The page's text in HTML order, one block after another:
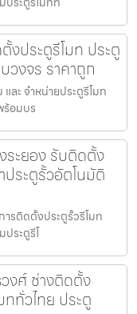
งประตูรีโมท ประตู
วงจร ราคาถูก
ละ จำหน่ายประตูรีโมท
ร้อมบร
ระยอง รับติดตั้ง
ระตูรั้วอัตโนมัติ
รติดตั้งประตูรั้วรีโมท
ระตูรีโ
งศ์ ช่างติดตั้ง
ทั่วไทย ประตู